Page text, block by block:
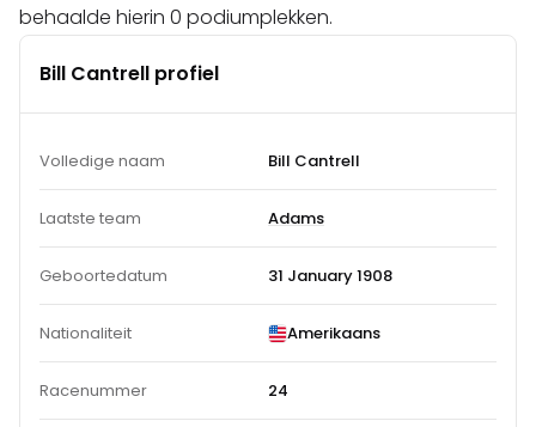
behaalde hierin 0 podiumplekken.
Bill Cantrell profiel
Volledige naam Bill Cantrell
Laatste team Adams
Geboortedatum 31 January 1908
Nationaliteit Amerikaans
Racenummer 24